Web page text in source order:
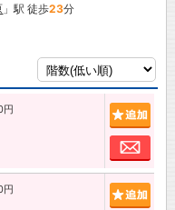
」駅 徒歩23分
円
お
円